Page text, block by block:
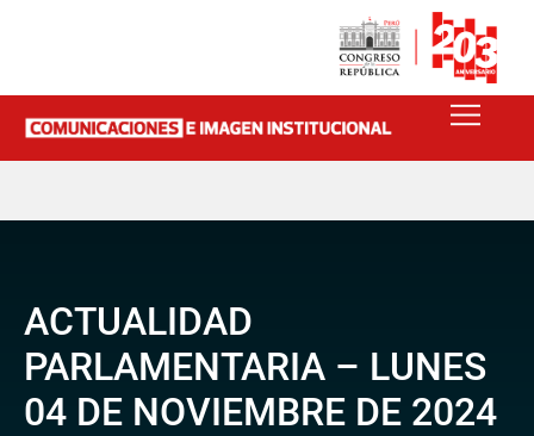
ACTUALIDAD
PARLAMENTARIA – LUNES
04 DE NOVIEMBRE DE 2024